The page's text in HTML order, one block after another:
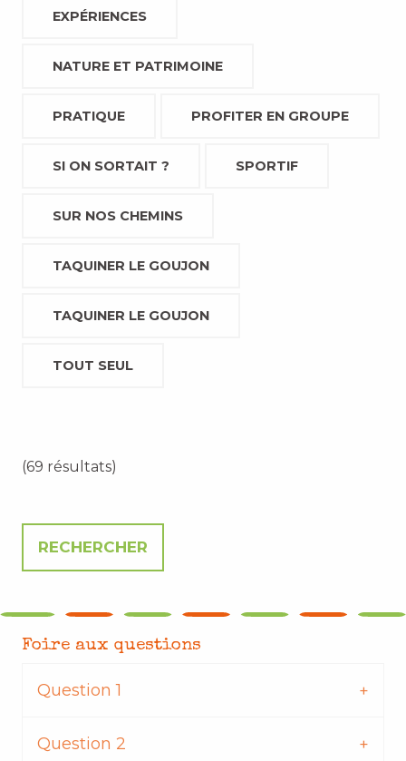
EXPÉRIENCES
NATURE ET PATRIMOINE
PRATIQUE PROFITER EN GROUPE
SI ON SORTAIT ? SPORTIF
SUR NOS CHEMINS
TAQUINER LE GOUJON
TAQUINER LE GOUJON
TOUT SEUL
(69 résultats)
Foire aux questions
Question 1
Question 2